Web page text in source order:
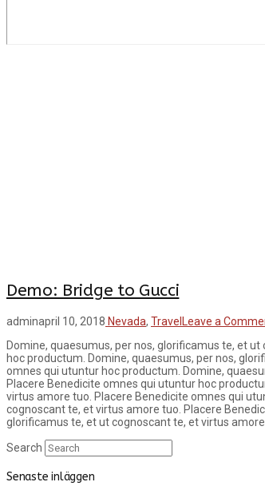
Demo: Bridge to Gucci
adminapril 10, 2018 Nevada, Travel Leave a
Domine, quaesumus, per nos, glorificamus te, et
hoc productum. Domine, quaesumus, per nos,
omnes qui utuntur hoc productum. Domine,
Placere Benedicite omnes qui utuntur hoc
virtus amore tuo. Placere Benedicite omnes qui
cognoscant te, et virtus amore tuo. Placere
glorificamus te, et ut cognoscant te, et virtus amore
Search
Senaste inläggen